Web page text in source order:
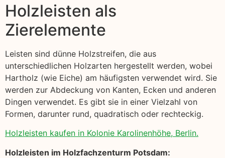
Holzleisten als
Zierelemente
Leisten sind dünne Holzstreifen, die aus
unterschiedlichen Holzarten hergestellt werden, wobei
Hartholz (wie Eiche) am häufigsten verwendet wird. Sie
werden zur Abdeckung von Kanten, Ecken und anderen
Dingen verwendet. Es gibt sie in einer Vielzahl von
Formen, darunter rund, quadratisch oder rechteckig.
Holzleisten kaufen in Kolonie Karolinenhöhe, Berlin.
Holzleisten im Holzfachzenturm Potsdam: